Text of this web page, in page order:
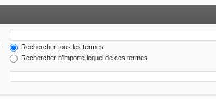
Rechercher tous les termes
Rechercher n’importe lequel de ces termes